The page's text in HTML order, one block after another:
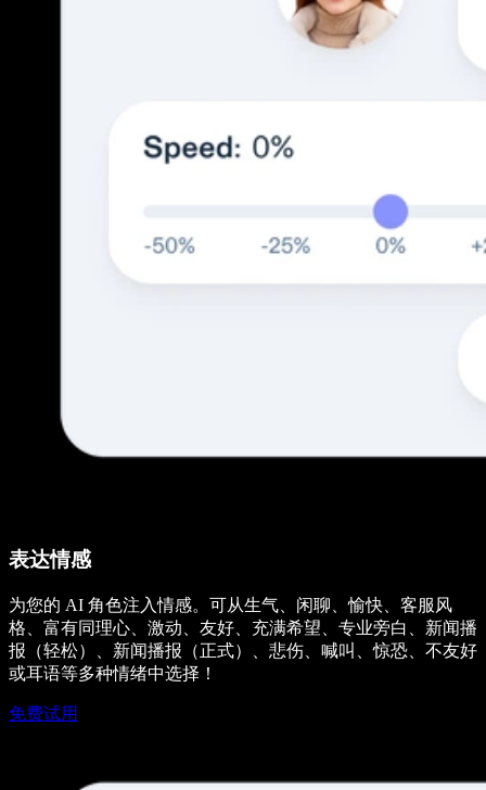
表达情感
为您的 AI 角色注入情感。可从生气、闲聊、愉快、客服风
格、富有同理心、激动、友好、充满希望、专业旁白、新闻播
报（轻松）、新闻播报（正式）、悲伤、喊叫、惊恐、不友好
或耳语等多种情绪中选择！
免费试用